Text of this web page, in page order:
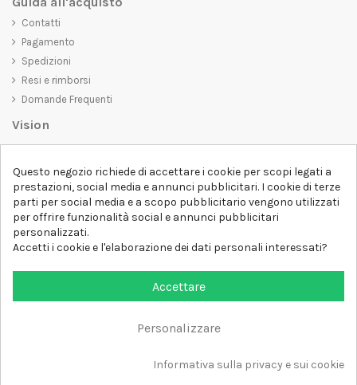
Contatti
Pagamento
Spedizioni
Resi e rimborsi
Domande Frequenti
Vision
belli da vedere, ma che trasmettano anche un messaggio importante.
Che siate alla ricerca di una t-shirt unica e di tendenza, di una felpa
comoda e accogliente o di un accessorio esclusivo,D-SHIRTha
qualcosa per tutti.
Follow us
Questo negozio richiede di accettare i cookie per scopi legati a
prestazioni, social media e annunci pubblicitari. I cookie di terze
parti per social media e a scopo pubblicitario vengono utilizzati
per offrire funzionalità social e annunci pubblicitari
personalizzati.
Accetti i cookie e l'elaborazione dei dati personali interessati?
Accettare
Personalizzare
Informativa sulla privacy e sui cookie